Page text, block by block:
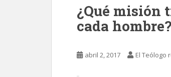
¿Qué misión
cada hombre?
abril 2, 2017 El Teólogo